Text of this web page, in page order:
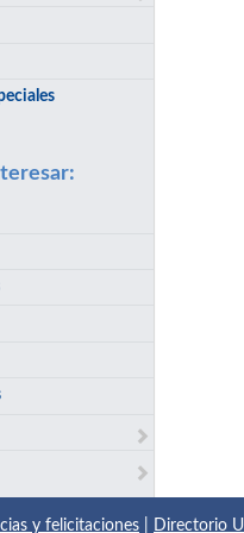
y felicitaciones Directorio